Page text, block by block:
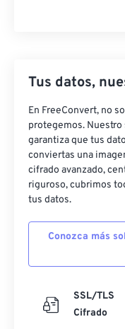
Tus datos,
En FreeConvert, no
protegemos.
garantiza que tus
conviertas una
cifrado avanzado,
riguroso, cubrimos
tus datos.
Conozca más
SSL/TLS
Cifrado